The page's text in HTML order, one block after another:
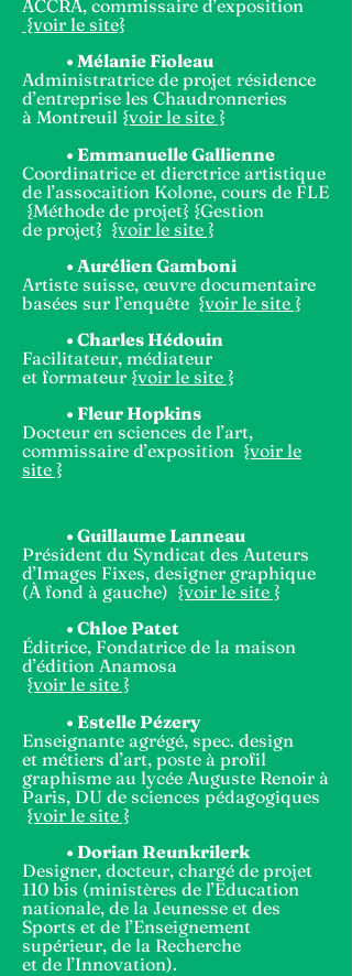
ACCRA, commissaire d’exposition
{voir le site}
• Mélanie Fioleau
Administratrice de projet résidence
d’entreprise les Chaudronneries
à Montreuil {voir le site }
• Emmanuelle Gallienne
Coordinatrice et dierctrice artistique
de l’assocaition Kolone, cours de FLE
{Méthode de projet} {Gestion
de projet} {voir le site }
• Aurélien Gamboni
Artiste suisse, œuvre documentaire
basées sur l’enquête {voir le site }
• Charles Hédouin
Facilitateur, médiateur
et formateur {voir le site }
• Fleur Hopkins
Docteur en sciences de l’art,
commissaire d’exposition {voir le
site }
• Guillaume Lanneau
Président du Syndicat des Auteurs
d’Images Fixes, designer graphique
(À fond à gauche) {voir le site }
• Chloe Patet
Éditrice, Fondatrice de la maison
d’édition Anamosa
{voir le site }
• Estelle Pézery
Enseignante agrégé, spec. design
et métiers d’art, poste à profil
graphisme au lycée Auguste Renoir à
Paris, DU de sciences pédagogiques
{voir le site }
• Dorian Reunkrilerk
Designer, docteur, chargé de projet
110 bis (ministères de l’Education
nationale, de la Jeunesse et des
Sports et de l’Enseignement
supérieur, de la Recherche
et de l’Innovation).